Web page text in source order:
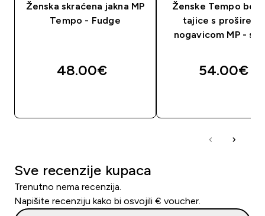
Ženska skraćena jakna MP
Tempo - Fudge
48.00€‎
Ženske Tempo
tajice s
nogavicom MP -
54.00€‎
Sve recenzije kupaca
Trenutno nema recenzija.
Napišite recenziju kako bi osvojili € voucher.